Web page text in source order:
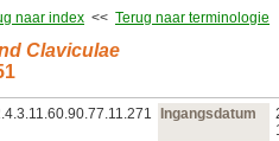
naar index << Terug naar terminologie
Claviculae
Ingangsdatum